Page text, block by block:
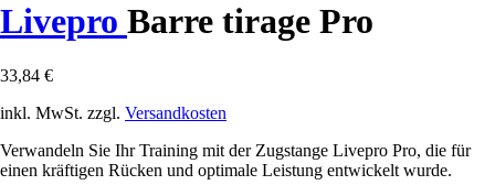
Livepro Barre tirage Pro
33,84 €
inkl. MwSt. zzgl. Versandkosten
Verwandeln Sie Ihr Training mit der Zugstange Livepro Pro, die für
einen kräftigen Rücken und optimale Leistung entwickelt wurde.